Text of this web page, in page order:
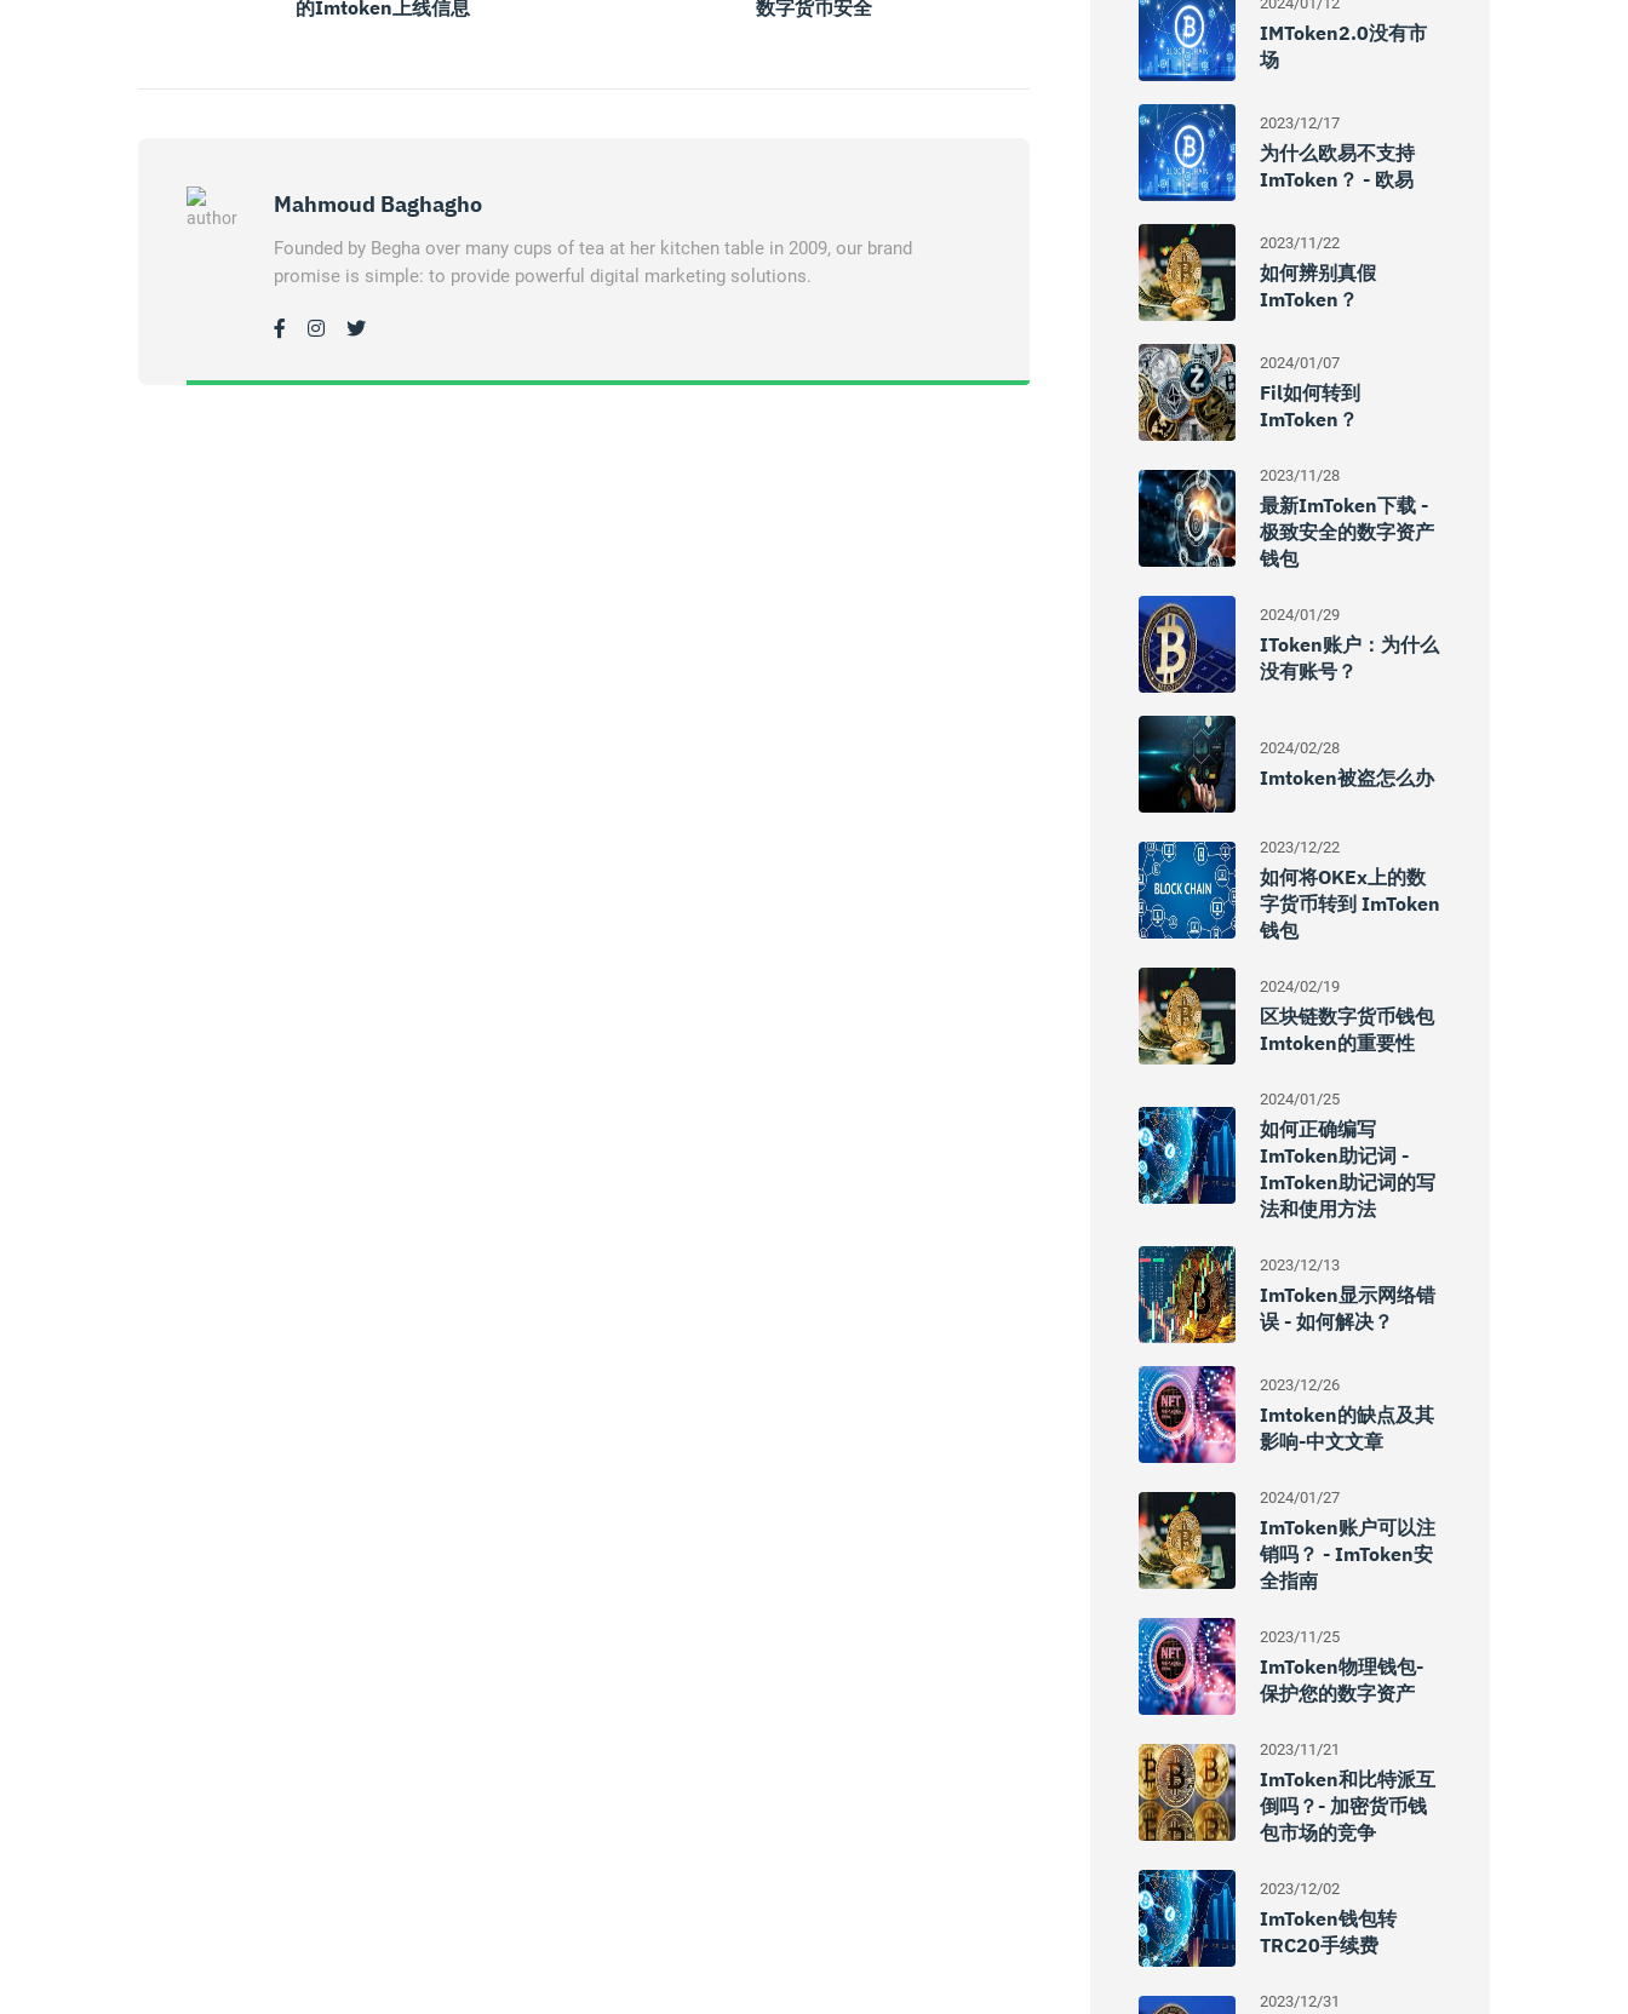
的imtoken上线信息
数字货币安全
Mahmoud Baghagho
Founded by Begha over many cups of tea at her kitchen table in 2009, our brand
promise is simple: to provide powerful digital marketing solutions.
IMToken2.0没有市
场
2023/12/17
为什么欧易不支持
ImToken？ - 欧易
2023/11/22
如何辨别真假
ImToken？
2024/01/07
Fil如何转到
ImToken？
2023/11/28
最新imToken下载 -
极致安全的数字资产
钱包
2024/01/29
IToken账户：为什么
没有账号？
2024/02/28
Imtoken被盗怎么办
2023/12/22
如何将OKEx上的数
字货币转到 ImToken
钱包
2024/02/19
区块链数字货币钱包
Imtoken的重要性
2024/01/25
如何正确编写
ImToken助记词 -
ImToken助记词的写
法和使用方法
2023/12/13
ImToken显示网络错
误 - 如何解决？
2023/12/26
Imtoken的缺点及其
影响-中文文章
2024/01/27
ImToken账户可以注
销吗？ - ImToken安
全指南
2023/11/25
ImToken物理钱包-
保护您的数字资产
2023/11/21
ImToken和比特派互
倒吗？- 加密货币钱
包市场的竞争
2023/12/02
ImToken钱包转
TRC20手续费
2023/12/31